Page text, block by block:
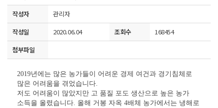
작성자
관리자
작성일
2020.06.04 조회수
168454
첨부파일
2019년에는 많은 농가들이 어려운 경제 여건과 경기침체로
많은 어려움을 겪었습니다.
저도 어려움이 많았지만 고 품질 포도 생산으로 높은 농가
소득을 올렸습니다. 올해 거봉 자옥 4배체 농가에서는 냉해로